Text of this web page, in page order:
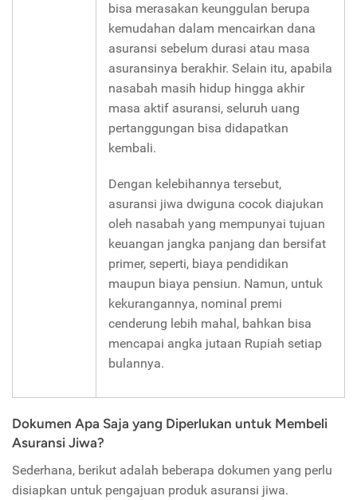
bisa merasakan keunggulan berupa
kemudahan dalam mencairkan dana
asuransi sebelum durasi atau masa
asuransinya berakhir. Selain itu, apabila
nasabah masih hidup hingga akhir
masa aktif asuransi, seluruh uang
pertanggungan bisa didapatkan
kembali.
Dengan kelebihannya tersebut,
asuransi jiwa dwiguna cocok diajukan
oleh nasabah yang mempunyai tujuan
keuangan jangka panjang dan bersifat
primer, seperti, biaya pendidikan
maupun biaya pensiun. Namun, untuk
kekurangannya, nominal premi
cenderung lebih mahal, bahkan bisa
mencapai angka jutaan Rupiah setiap
bulannya.
Dokumen Apa Saja yang Diperlukan untuk Membeli
Asuransi Jiwa?
Sederhana, berikut adalah beberapa dokumen yang perlu
disiapkan untuk pengajuan produk asuransi jiwa.